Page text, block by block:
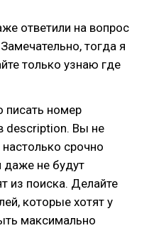
ответили на вопрос
тогда я
только узнаю где
писать номер
description. Вы не
срочно
даже не будут
из поиска. Делайте
которые хотят у
максимально